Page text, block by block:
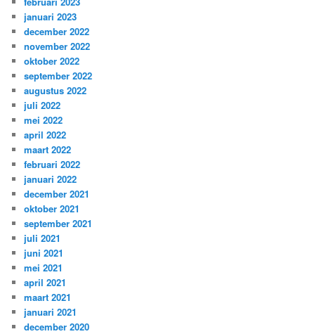
januari 2023
december 2022
november 2022
oktober 2022
september 2022
augustus 2022
juli 2022
mei 2022
april 2022
maart 2022
februari 2022
januari 2022
december 2021
oktober 2021
september 2021
juli 2021
juni 2021
mei 2021
april 2021
maart 2021
januari 2021
december 2020